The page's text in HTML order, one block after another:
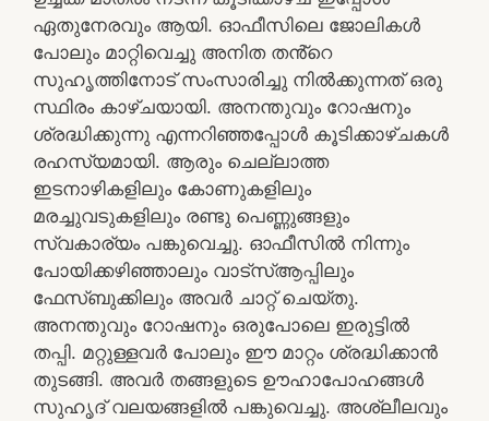
ഏതുനേരവും ആയി. ഓഫീസിലെ ജോലികൾ
പോലും മാറ്റിവെച്ചു അനിത തൻ്റെ
സുഹൃത്തിനോട് സംസാരിച്ചു നിൽക്കുന്നത് ഒരു
സ്ഥിരം കാഴ്ചയായി. അനന്തുവും റോഷനും
ശ്രദ്ധിക്കുന്നു എന്നറിഞ്ഞപ്പോൾ കൂടിക്കാഴ്ചകൾ
രഹസ്യമായി. ആരും ചെല്ലാത്ത
ഇടനാഴികളിലും കോണുകളിലും
മരച്ചുവടുകളിലും രണ്ടു പെണ്ണുങ്ങളും
സ്വകാര്യം പങ്കുവെച്ചു. ഓഫീസിൽ നിന്നും
പോയിക്കഴിഞ്ഞാലും വാട്സ്ആപ്പിലും
ഫേസ്ബുക്കിലും അവർ ചാറ്റ് ചെയ്തു.
അനന്തുവും റോഷനും ഒരുപോലെ ഇരുട്ടിൽ
തപ്പി. മറ്റുള്ളവർ പോലും ഈ മാറ്റം ശ്രദ്ധിക്കാൻ
തുടങ്ങി. അവർ തങ്ങളുടെ ഊഹാപോഹങ്ങൾ
സുഹൃദ് വലയങ്ങളിൽ പങ്കുവെച്ചു. അശ്ലീലവും